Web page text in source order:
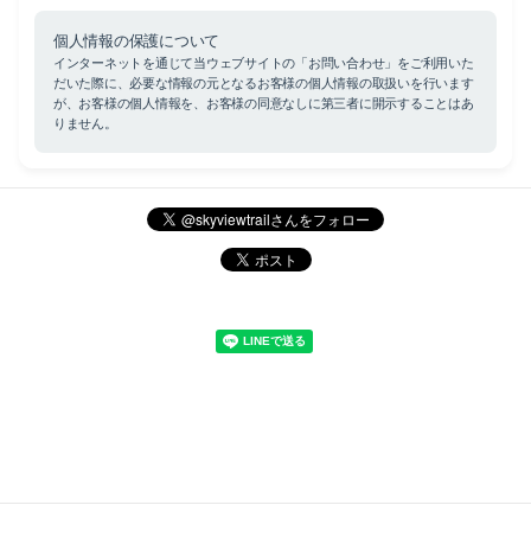
個人情報の保護について
インターネットを通じて当ウェブサイトの「お問い合わせ」をご利用いた
だいた際に、必要な情報の元となるお客様の個人情報の取扱いを行います
が、お客様の個人情報を、お客様の同意なしに第三者に開示することはあ
りません。